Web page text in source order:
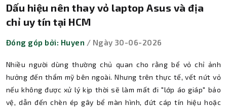
Dấu hiệu nên thay vỏ laptop Asus và địa
chỉ uy tín tại HCM
Đóng góp bởi: Huyen / Ngày 30-06-2026
Nhiều người dùng thường chủ quan cho rằng bể vỏ chỉ ảnh
hưởng đến thẩm mỹ bên ngoài. Nhưng trên thực tế, vết nứt vỏ
nếu không được xử lý kịp thời sẽ làm mất đi "lớp áo giáp" bảo
vệ, dẫn đến chèn ép gây bể màn hình, đứt cáp tín hiệu hoặc